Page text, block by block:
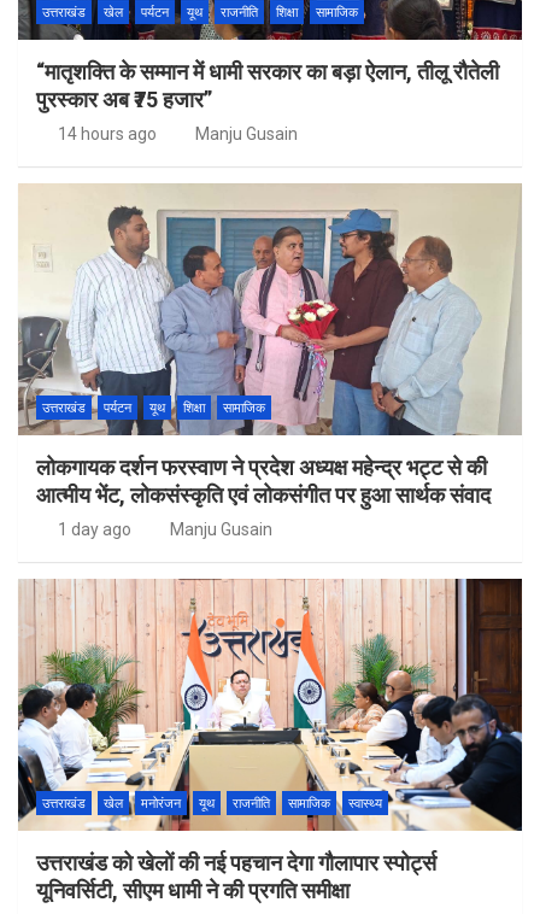
उत्तराखंड खेल पर्यटन यूथ राजनीति शिक्षा सामाजिक
“मातृशक्ति के सम्मान में धामी सरकार का बड़ा ऐलान, तीलू रौतेली
पुरस्कार अब ₹75 हजार”
14 hours ago Manju Gusain
उत्तराखंड पर्यटन यूथ शिक्षा सामाजिक
लोकगायक दर्शन फरस्वाण ने प्रदेश अध्यक्ष महेन्द्र भट्ट से की
आत्मीय भेंट, लोकसंस्कृति एवं लोकसंगीत पर हुआ सार्थक संवाद
1 day ago Manju Gusain
उत्तराखंड खेल मनोरंजन यूथ राजनीति सामाजिक स्वास्थ्य
उत्तराखंड को खेलों की नई पहचान देगा गौलापार स्पोर्ट्स
यूनिवर्सिटी, सीएम धामी ने की प्रगति समीक्षा